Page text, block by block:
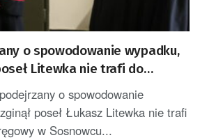
o spowodowanie wypadku,
Litewka nie trafi do
o spowodowanie
poseł Łukasz Litewka nie trafi
w Sosnowcu...